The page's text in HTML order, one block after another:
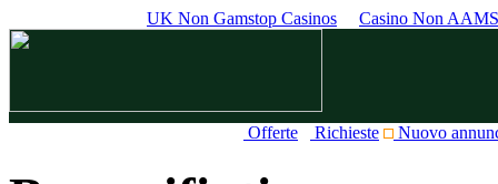
UK Non Gamstop Casinos Casino Non AAMS
Offerte Richieste Nuovo